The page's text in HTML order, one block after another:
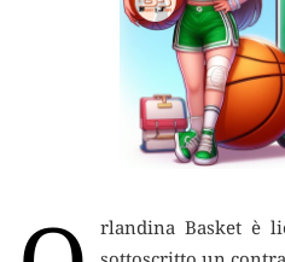
rlandina Basket è